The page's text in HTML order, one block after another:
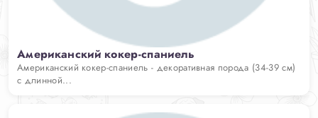
Американский кокер-спаниель
Американский кокер-спаниель - декоративная порода (34-39 см)
с длинной...